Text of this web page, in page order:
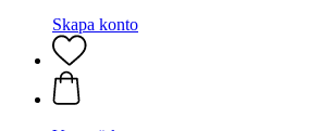
Skapa konto